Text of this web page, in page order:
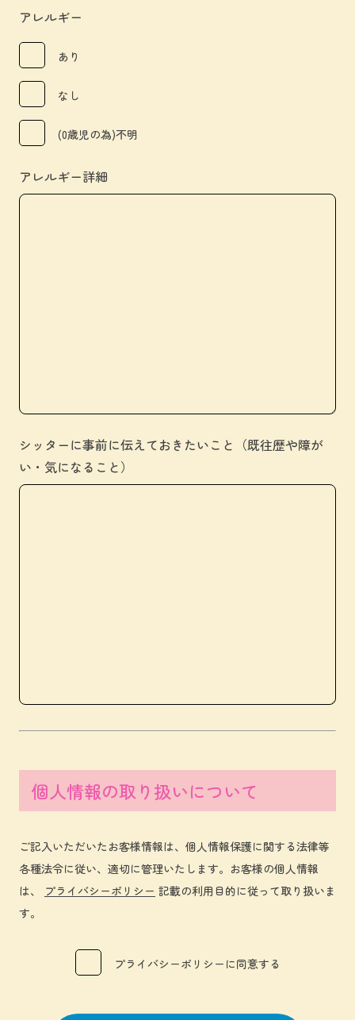
アレルギー
あり
なし
(0歳児の為)不明
アレルギー詳細
シッターに事前に伝えておきたいこと（既往歴や障が
い・気になること）
個人情報の取り扱いについて
ご記入いただいたお客様情報は、個人情報保護に関する法律等
各種法令に従い、適切に管理いたします。お客様の個人情報
は、 プライバシーポリシー 記載の利用目的に従って取り扱いま
す。
プライバシーポリシーに同意する